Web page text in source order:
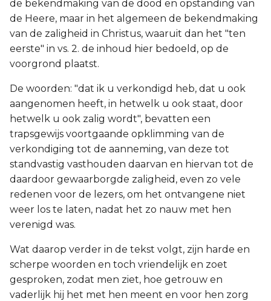
de bekendmaking van de dood en opstanding van
de Heere, maar in het algemeen de bekendmaking
van de zaligheid in Christus, waaruit dan het "ten
eerste" in vs. 2. de inhoud hier bedoeld, op de
voorgrond plaatst.
De woorden: "dat ik u verkondigd heb, dat u ook
aangenomen heeft, in hetwelk u ook staat, door
hetwelk u ook zalig wordt", bevatten een
trapsgewijs voortgaande opklimming van de
verkondiging tot de aanneming, van deze tot
standvastig vasthouden daarvan en hiervan tot de
daardoor gewaarborgde zaligheid, even zo vele
redenen voor de lezers, om het ontvangene niet
weer los te laten, nadat het zo nauw met hen
verenigd was.
Wat daarop verder in de tekst volgt, zijn harde en
scherpe woorden en toch vriendelijk en zoet
gesproken, zodat men ziet, hoe getrouw en
vaderlijk hij het met hen meent en voor hen zorg